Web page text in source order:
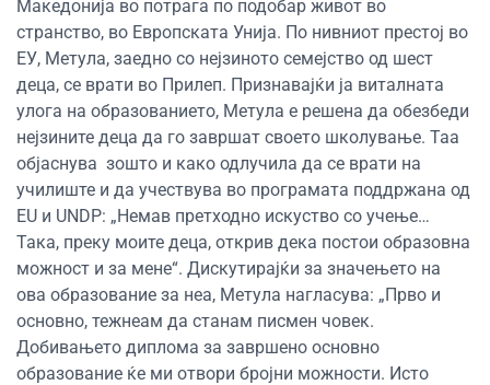
Македонија во потрага по подобар живот во
странство, во Европската Унија. По нивниот престој во
ЕУ, Метула, заедно со нејзиното семејство од шест
деца, се врати во Прилеп. Признавајќи ја виталната
улога на образованието, Метула е решена да обезбеди
нејзините деца да го завршат своето школување. Таа
објаснува зошто и како одлучила да се врати на
училиште и да учествува во програмата поддржана од
EU и UNDP: „Немав претходно искуство со учење…
Така, преку моите деца, открив дека постои образовна
можност и за мене“. Дискутирајќи за значењето на
ова образование за неа, Метула нагласува: „Прво и
основно, тежнеам да станам писмен човек.
Добивањето диплома за завршено основно
образование ќе ми отвори бројни можности. Исто